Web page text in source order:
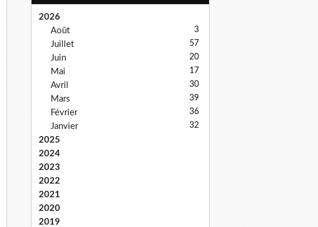
2026
Août
3
Juillet 57
Juin 20
Mai 17
Avril 30
Mars 39
Février 36
Janvier 32
2025
2024
2023
2022
2021
2020
2019